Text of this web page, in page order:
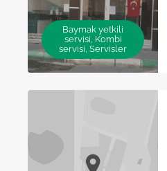
Baymak yetkili
servisi, Kombi
servisi, Servisler